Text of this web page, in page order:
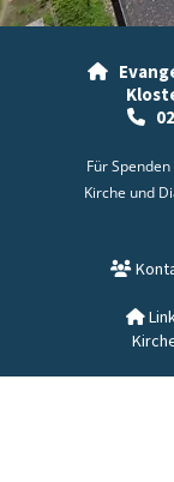


Für
Kirche und

